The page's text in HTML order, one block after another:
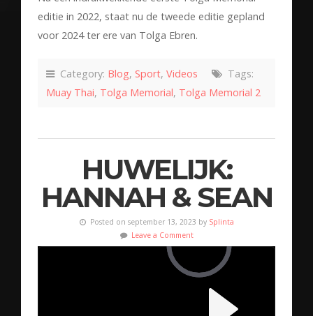
editie in 2022, staat nu de tweede editie gepland
voor 2024 ter ere van Tolga Ebren.
Category: Blog, Sport, Videos
Tags:
Muay Thai, Tolga Memorial, Tolga Memorial 2
HUWELIJK:
HANNAH & SEAN
Posted on september 13, 2023 by Splinta
Leave a Comment